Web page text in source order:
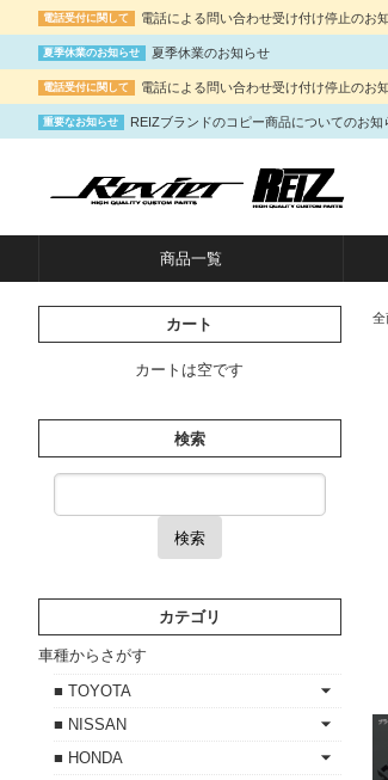
電話受付に関して 電話による問い合わせ受け付け停止のお
夏季休業のお知らせ 夏季休業のお知らせ
電話受付に関して 電話による問い合わせ受け付け停止のお
重要なお知らせ REIZブランドのコピー商品についてのお知
商品一覧
全
カート
カートは空です
検索
検索
カテゴリ
車種からさがす
■ TOYOTA
■ NISSAN
■ HONDA